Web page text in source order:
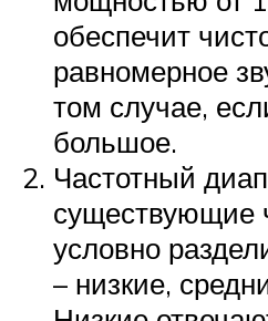
обеспечит
равномерное
том случае,
большое.
Частотный
существующие
условно
– низкие,